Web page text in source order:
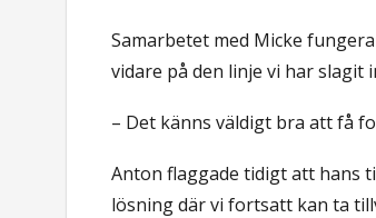
Samarbetet med Micke
vidare på den linje vi har slagit
– Det känns väldigt bra att få
Anton flaggade tidigt att hans
lösning där vi fortsatt kan ta